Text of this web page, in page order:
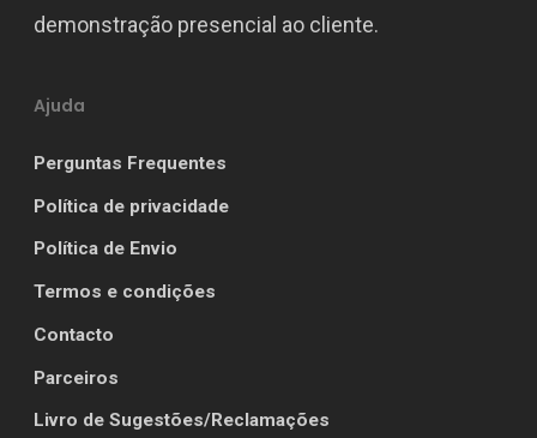
demonstração presencial ao cliente.
Ajuda
Perguntas Frequentes
Política de privacidade
Política de Envio
Termos e condições
Contacto
Parceiros
Livro de Sugestões/Reclamações